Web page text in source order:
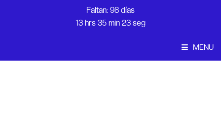
Faltan: 98 días
13 hrs 35 min 23 seg
MENU